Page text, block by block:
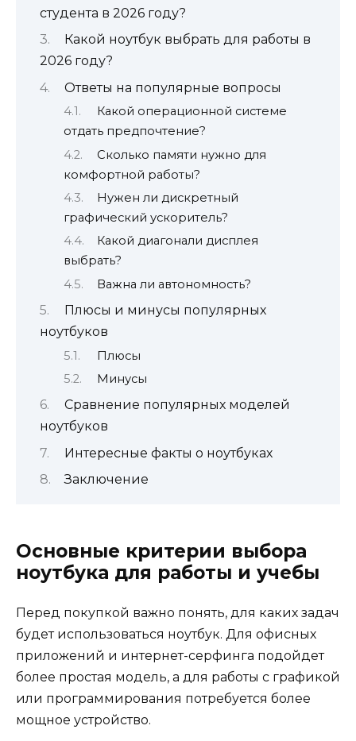
студента в 2026 году?
Какой ноутбук выбрать для работы в
2026 году?
Ответы на популярные вопросы
Какой операционной системе
отдать предпочтение?
Сколько памяти нужно для
комфортной работы?
Нужен ли дискретный
графический ускоритель?
Какой диагонали дисплея
выбрать?
Важна ли автономность?
Плюсы и минусы популярных
ноутбуков
Плюсы
Минусы
Сравнение популярных моделей
ноутбуков
Интересные факты о ноутбуках
Заключение
Основные критерии выбора
ноутбука для работы и учебы
Перед покупкой важно понять, для каких задач
будет использоваться ноутбук. Для офисных
приложений и интернет-серфинга подойдет
более простая модель, а для работы с графикой
или программирования потребуется более
мощное устройство.